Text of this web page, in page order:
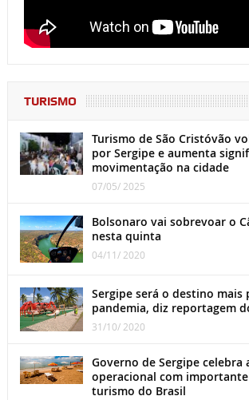
TURISMO
Turismo de São Cristóvão
por Sergipe e aumenta
movimentação na cidade
07/05/ 2025
Bolsonaro vai sobrevoar o
nesta quinta
04/11/ 2020
Sergipe será o destino mais
pandemia, diz reportagem
31/10/ 2020
Governo de Sergipe celebra
operacional com
turismo do Brasil